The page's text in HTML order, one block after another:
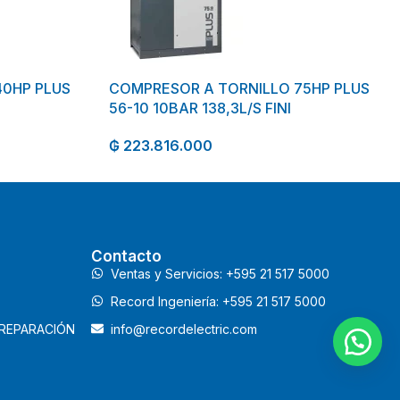
PLUS
COMPRESOR A TORNILLO 75HP PLUS
56-10 10BAR 138,3L/S FINI
₲ 223.816.000
Contacto
Ventas y Servicios: +595 21 517 5000
Record Ingeniería: +595 21 517 5000
info@recordelectric.com